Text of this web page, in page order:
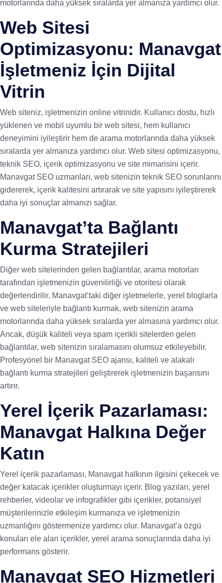
motorlarında daha yüksek sıralarda yer almanıza yardımcı olur.
Web Sitesi
Optimizasyonu: Manavgat
İşletmeniz İçin Dijital
Vitrin
Web siteniz, işletmenizin online vitrinidir. Kullanıcı dostu, hızlı
yüklenen ve mobil uyumlu bir web sitesi, hem kullanıcı
deneyimini iyileştirir hem de arama motorlarında daha yüksek
sıralarda yer almanıza yardımcı olur. Web sitesi optimizasyonu,
teknik SEO, içerik optimizasyonu ve site mimarisini içerir.
Manavgat SEO uzmanları, web sitenizin teknik SEO sorunlarını
gidererek, içerik kalitesini artırarak ve site yapısını iyileştirerek
daha iyi sonuçlar almanızı sağlar.
Manavgat’ta Bağlantı
Kurma Stratejileri
Diğer web sitelerinden gelen bağlantılar, arama motorları
tarafından işletmenizin güvenilirliği ve otoritesi olarak
değerlendirilir. Manavgat’taki diğer işletmelerle, yerel bloglarla
ve web siteleriyle bağlantı kurmak, web sitenizin arama
motorlarında daha yüksek sıralarda yer almasına yardımcı olur.
Ancak, düşük kaliteli veya spam içerikli sitelerden gelen
bağlantılar, web sitenizin sıralamasını olumsuz etkileyebilir.
Profesyonel bir Manavgat SEO ajansı, kaliteli ve alakalı
bağlantı kurma stratejileri geliştirerek işletmenizin başarısını
artırır.
Yerel İçerik Pazarlaması:
Manavgat Halkına Değer
Katın
Yerel içerik pazarlaması, Manavgat halkının ilgisini çekecek ve
değer katacak içerikler oluşturmayı içerir. Blog yazıları, yerel
rehberler, videolar ve infografikler gibi içerikler, potansiyel
müşterilerinizle etkileşim kurmanıza ve işletmenizin
uzmanlığını göstermenize yardımcı olur. Manavgat’a özgü
konuları ele alan içerikler, yerel arama sonuçlarında daha iyi
performans gösterir.
Manavgat SEO Hizmetleri